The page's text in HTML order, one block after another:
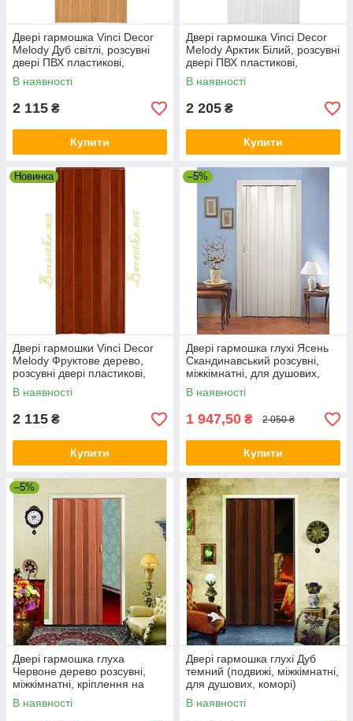
Двері гармошка Vinci Decor
Melody Дуб світлі, розсувні
двері ПВХ пластикові,
міжкімнатні двері, складані
В наявності
2 115 ₴
Купити
Двері гармошка Vinci Decor
Melody Арктик Білий, розсувні
двері ПВХ пластикові,
міжкімнатні двері, приховані
В наявності
2 205 ₴
Купити
Новинка
Двері гармошки Vinci Decor
Melody Фруктове дерево,
розсувні двері пластикові,
міжкімнатні двері, складані
В наявності
2 115 ₴
Купити
–5%
Двері гармошка глухі Ясень
Скандинавський розсувні,
міжкімнатні, для душових,
комор
В наявності
1 947,50 ₴ 2 050 ₴
Купити
–5%
Двері гармошка глуха
Червоне дерево розсувні,
міжкімнатні, кріплення на
коліщатках та магнітах
В наявності
Двері гармошка глухі Дуб
темний (подвижі, міжкімнатні,
для душових, коморі)
В наявності